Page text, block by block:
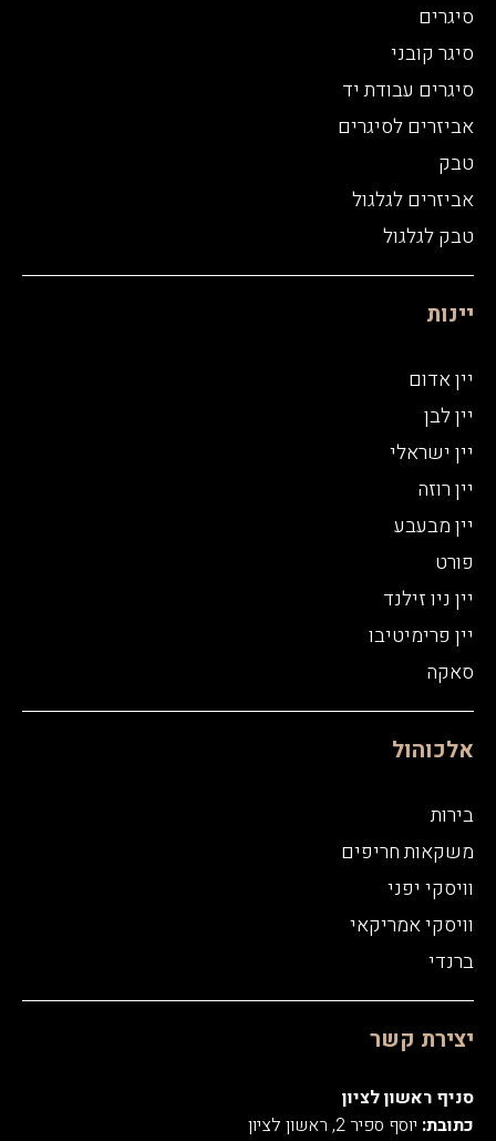
סיגרים
סיגר קובני
סיגרים עבודת יד
אביזרים לסיגרים
טבק
אביזרים לגלגול
טבק לגלגול
יינות
יין אדום
יין לבן
יין ישראלי
יין רוזה
יין מבעבע
פורט
יין ניו זילנד
יין פרימיטיבו
סאקה
אלכוהול
בירות
משקאות חריפים
וויסקי יפני
וויסקי אמריקאי
ברנדי
יצירת קשר
סניף ראשון לציון
כתובת: יוסף ספיר 2, ראשון לציון